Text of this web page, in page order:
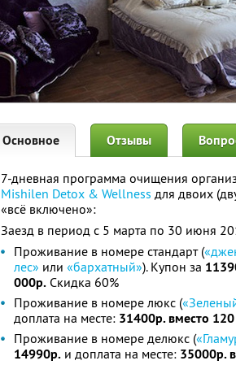
Основное Отзывы
7-дневная программа очищения
Mishilen Detox & Wellness для двоих
«всё включено»:
Заезд в период с 5 марта по 30 июня
Проживание в номере стандарт (
лес» или «бархатный»). Купон за
000р. Скидка 60%
Проживание в номере люкс (
доплата на месте: 31400р. вместо
Проживание в номере делюкс (
14990р. и доплата на месте: 35000р.